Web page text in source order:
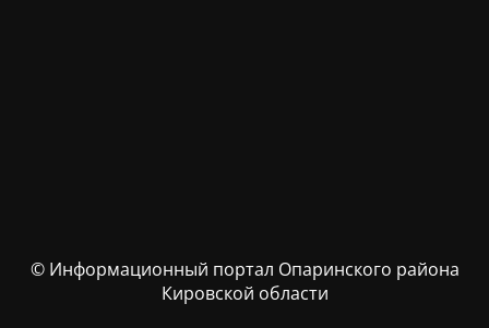
© Информационный портал Опаринского района
Кировской области